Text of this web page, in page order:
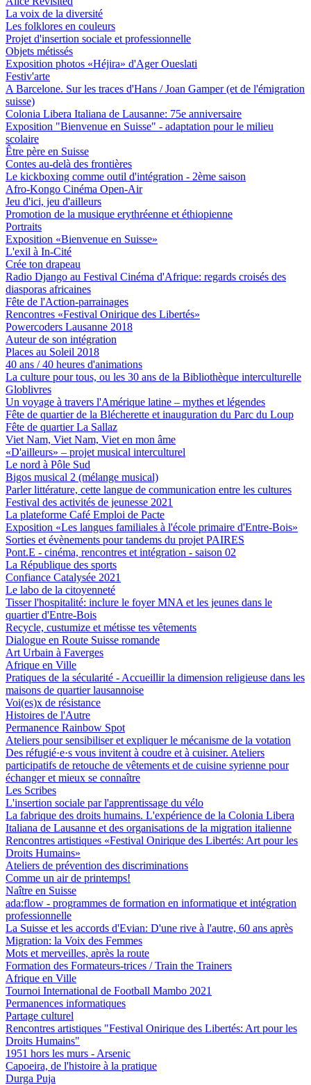
La voix de la diversité
Les folklores en couleurs
Projet d'insertion sociale et professionnelle
Objets métissés
Exposition photos «Héjira» d'Ager Oueslati
Festiv'arte
A Barcelone. Sur les traces d'Hans / Joan Gamper (et de l'émigration
suisse)
Colonia Libera Italiana de Lausanne: 75e anniversaire
Exposition "Bienvenue en Suisse" - adaptation pour le milieu
scolaire
Être père en Suisse
Contes au-delà des frontières
Le kickboxing comme outil d'intégration - 2ème saison
Afro-Kongo Cinéma Open-Air
Jeu d'ici, jeu d'ailleurs
Promotion de la musique erythréenne et éthiopienne
Portraits
Exposition «Bienvenue en Suisse»
L'exil à In-Cité
Crée ton drapeau
Radio Django au Festival Cinéma d'Afrique: regards croisés des
diasporas africaines
Fête de l'Action-parrainages
Rencontres «Festival Onirique des Libertés»
Powercoders Lausanne 2018
Auteur de son intégration
Places au Soleil 2018
40 ans / 40 heures d'animations
La culture pour tous, ou les 30 ans de la Bibliothèque interculturelle
Globlivres
Un voyage à travers l'Amérique latine – mythes et légendes
Fête de quartier de la Blécherette et inauguration du Parc du Loup
Fête de quartier La Sallaz
Viet Nam, Viet Nam, Viet en mon âme
«D'ailleurs» – projet musical interculturel
Le nord à Pôle Sud
Bigos musical 2 (mélange musical)
Parler littérature, cette langue de communication entre les cultures
Festival des activités de jeunesse 2021
La plateforme Café Emploi de Pacte
Exposition «Les langues familiales à l'école primaire d'Entre-Bois»
Sorties et évènements pour tandems du projet PAIRES
Pont.E - cinéma, rencontres et intégration - saison 02
La République des sports
Confiance Catalysée 2021
Le labo de la citoyenneté
Tisser l'hospitalité: inclure le foyer MNA et les jeunes dans le
quartier d'Entre-Bois
Recycle, custumize et métisse tes vêtements
Dialogue en Route Suisse romande
Art Urbain à Faverges
Afrique en Ville
Pratiques de la sécularité - Accueillir la dimension religieuse dans les
maisons de quartier lausannoise
Voi(es)x de résistance
Histoires de l'Autre
Permanence Rainbow Spot
Ateliers pour sensibiliser et expliquer le mécanisme de la votation
Des réfugié·e·s vous invitent à coudre et à cuisiner. Ateliers
participatifs de retouche de vêtements et de cuisine syrienne pour
échanger et mieux se connaître
Les Scribes
L'insertion sociale par l'apprentissage du vélo
La fabrique des droits humains. L'expérience de la Colonia Libera
Italiana de Lausanne et des organisations de la migration italienne
Rencontres artistiques «Festival Onirique des Libertés: Art pour les
Droits Humains»
Ateliers de prévention des discriminations
Comme un air de printemps!
Naître en Suisse
ada:flow - programmes de formation en informatique et intégration
professionnelle
La Suisse et les accords d'Evian: D'une rive à l'autre, 60 ans après
Migration: la Voix des Femmes
Mots et merveilles, après la route
Formation des Formateurs-trices / Train the Trainers
Afrique en Ville
Tournoi International de Football Mambo 2021
Permanences informatiques
Partage culturel
Rencontres artistiques "Festival Onirique des Libertés: Art pour les
Droits Humains"
1951 hors les murs - Arsenic
Capoeira, de l'histoire à la pratique
Durga Puja